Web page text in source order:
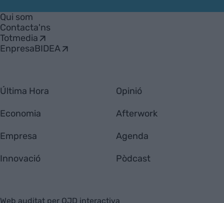
Empresa
Qui som
Contacta'ns
Totmedia
EnpresaBIDEA
Última Hora
Economia
Empresa
Innovació
Opinió
Afterwork
Agenda
Pòdcast
Web auditat per OJD interactiva